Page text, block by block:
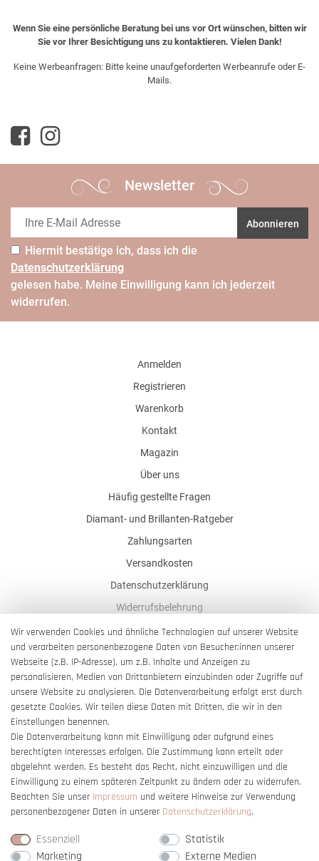
Wenn Sie eine persönliche Beratung bei uns vor Ort wünschen, bitten wir
Sie vor Ihrer Besichtigung uns zu kontaktieren. Vielen Dank!
Keine Werbeanfragen: Bitte keine unaufgeforderten Werbeanrufe oder E-
Mails.
Newsletter
Abonnieren
Hiermit bestätige ich, dass ich die
Daten­schutz­erklärung
gelesen habe. Meine Einwilligung kann ich jederzeit
widerrufen.
Anmelden
Registrieren
Warenkorb
Kontakt
Magazin
Über uns
Häufig gestellte Fragen
Diamant- und Brillanten-Ratgeber
Zahlungsarten
Versandkosten
Datenschutzerklärung
Widerrufsbelehrung
AGB
Impressum
Barrierefreiheitserklärung
Vertrag widerrufen
Wir verwenden Cookies und ähnliche Technologien auf unserer Website
und verarbeiten personenbezogene Daten von Besucher:innen unserer
Webseite (z.B. IP-Adresse), um z.B. Inhalte und Anzeigen zu
personalisieren, Medien von Drittanbietern einzubinden oder Zugriffe auf
unsere Website zu analysieren. Die Datenverarbeitung erfolgt erst durch
gesetzte Cookies. Wir teilen diese Daten mit Dritten, die wir in den
Einstellungen benennen.
Die Datenverarbeitung kann mit Einwilligung oder aufgrund eines
berechtigten Interesses erfolgen. Die Zustimmung kann erteilt oder
abgelehnt werden. Es besteht das Recht, nicht einzuwilligen und die
Einwilligung zu einem späteren Zeitpunkt zu ändern oder zu widerrufen.
Beachten Sie unser Impressum und weitere Hinweise zur Verwendung
personenbezogener Daten in unserer Daten­schutz­erklärung.
Essenziell
Statistik
Marketing
Externe Medien